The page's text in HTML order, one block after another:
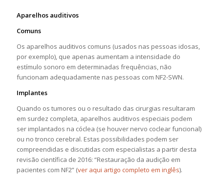
Aparelhos auditivos
Comuns
Os aparelhos auditivos comuns (usados nas pessoas idosas,
por exemplo), que apenas aumentam a intensidade do
estímulo sonoro em determinadas frequências, não
funcionam adequadamente nas pessoas com NF2-SWN.
Implantes
Quando os tumores ou o resultado das cirurgias resultaram
em surdez completa, aparelhos auditivos especiais podem
ser implantados na cóclea (se houver nervo coclear funcional)
ou no tronco cerebral. Estas possibilidades podem ser
compreendidas e discutidas com especialistas a partir desta
revisão científica de 2016: “Restauração da audição em
pacientes com NF2” (ver aqui artigo completo em inglês).